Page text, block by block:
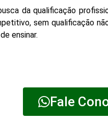
da qualificação
sem qualificação
ensinar.
Fale